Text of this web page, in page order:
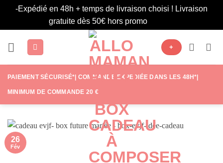
-Expédié en 48h + temps de livraison choisi ! Livraison
gratuite dès 50€ hors promo
+
PAIEMENT SÉCURISÉ*| COMMANDE EXPÉDIÉE DANS LES 48H*|
MINIMUM DE COMMANDE 20 €
26
Fév